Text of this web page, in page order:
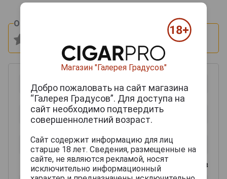
Оцените и напишите отзыв:
0из 2000 знаков
Магазин "Галерея Градусов"
Добро пожаловать на сайт магазина
“Галерея Градусов”. Для доступа на
сайт необходимо подтвердить
совершеннолетний возраст.
Сайт содержит информацию для лиц
старше 18 лет. Сведения, размещенные на
сайте, не являются рекламой, носят
исключительно информационный